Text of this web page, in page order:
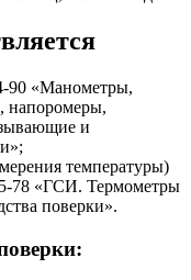
90 «Манометры,
напоромеры,
и
температуры)
78 «ГСИ. Термометры
поверки».